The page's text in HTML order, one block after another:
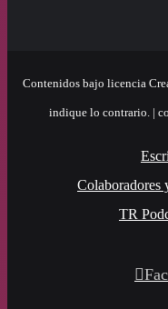
Contenidos bajo licencia
indique lo contrario. |
Colaboradores
TR